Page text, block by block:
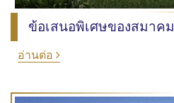
ข้อเสนอพิเศษของสมาคม
อ่านต่อ